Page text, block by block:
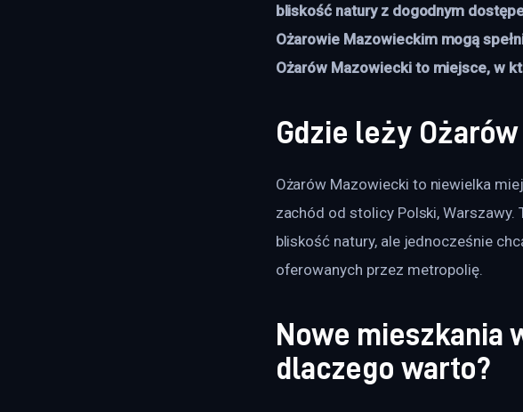
bliskość natury z dogodnym
Ożarowie Mazowieckim mogą
Ożarów Mazowiecki to miejsce, w
Gdzie leży
Ożarów Mazowiecki to niewielka
zachód od stolicy Polski,
bliskość natury, ale jednocześnie
oferowanych przez metropolię.
Nowe mieszkania
dlaczego warto?